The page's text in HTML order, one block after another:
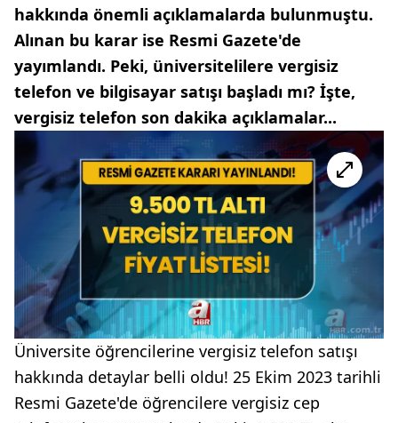
hakkında önemli açıklamalarda bulunmuştu.
Alınan bu karar ise Resmi Gazete'de
yayımlandı. Peki, üniversitelilere vergisiz
telefon ve bilgisayar satışı başladı mı? İşte,
vergisiz telefon son dakika açıklamalar...
Üniversite öğrencilerine vergisiz telefon satışı
hakkında detaylar belli oldu! 25 Ekim 2023 tarihli
Resmi Gazete'de öğrencilere vergisiz cep